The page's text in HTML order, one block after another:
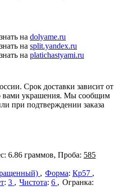
на dolyame.ru
на split.yandex.ru
на platichastyami.ru
Срок доставки зависит от
вами украшения. Мы сообщим
при подтверждении заказа
6.86 граммов, Проба: 585
Форма: Кр57
: 3 Чистота: 6